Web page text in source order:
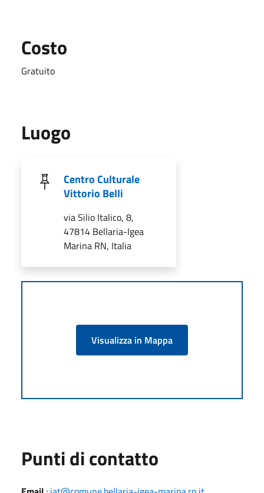
Costo
Gratuito
Luogo
Centro Culturale
Vittorio Belli
via Silio Italico, 8,
47814 Bellaria-Igea
Marina RN, Italia
Visualizza in Mappa
Punti di contatto